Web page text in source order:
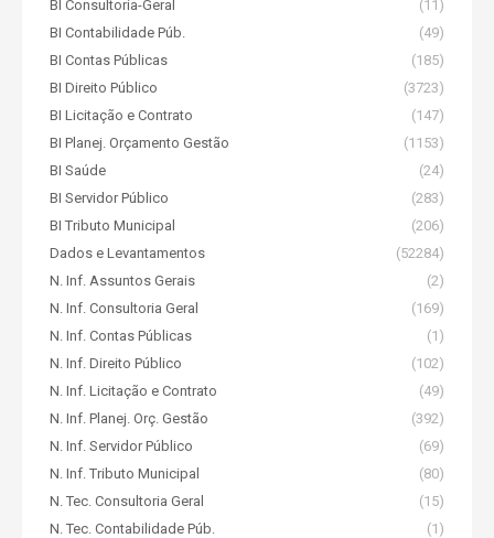
BI Consultoria-Geral
(11)
BI Contabilidade Púb.
(49)
BI Contas Públicas
(185)
BI Direito Público
(3723)
BI Licitação e Contrato
(147)
BI Planej. Orçamento Gestão
(1153)
BI Saúde
(24)
BI Servidor Público
(283)
BI Tributo Municipal
(206)
Dados e Levantamentos
(52284)
N. Inf. Assuntos Gerais
(2)
N. Inf. Consultoria Geral
(169)
N. Inf. Contas Públicas
(1)
N. Inf. Direito Público
(102)
N. Inf. Licitação e Contrato
(49)
N. Inf. Planej. Orç. Gestão
(392)
N. Inf. Servidor Público
(69)
N. Inf. Tributo Municipal
(80)
N. Tec. Consultoria Geral
(15)
N. Tec. Contabilidade Púb.
(1)